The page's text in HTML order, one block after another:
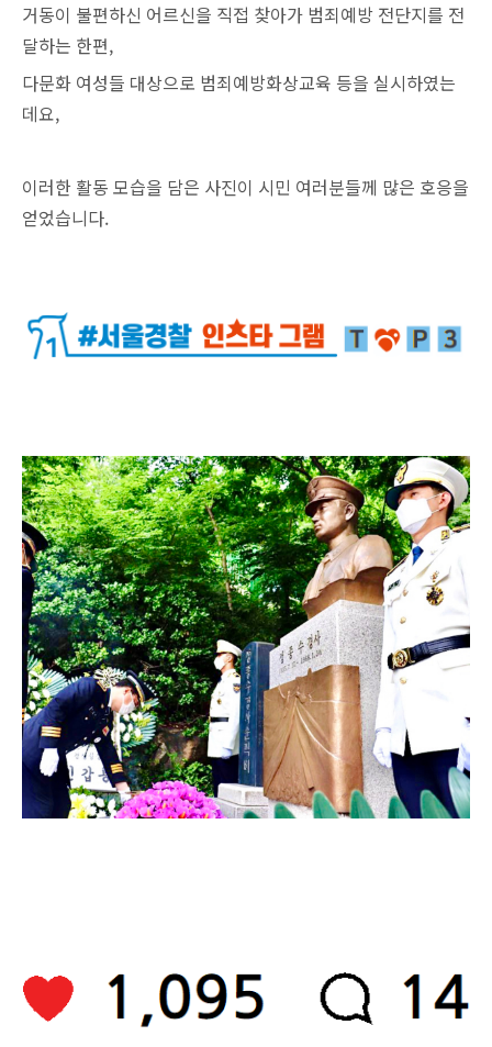
거동이 불편하신 어르신을 직접 찾아가 범죄예방 전단지를 전
달하는 한편,
다문화 여성들 대상으로 범죄예방화상교육 등을 실시하였는
데요,
이러한 활동 모습을 담은 사진이 시민 여러분들께 많은 호응을
얻었습니다.